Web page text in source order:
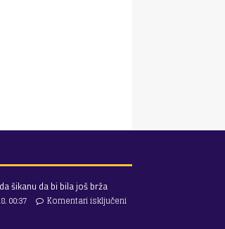
šikanu da bi bila još brža
00:37
Komentari isključeni